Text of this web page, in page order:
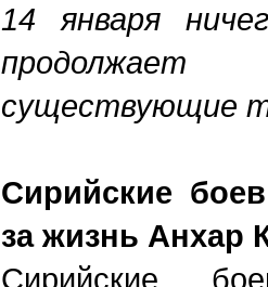
14 января
существующие
Сирийские
за жизнь Анхар
Сирийские